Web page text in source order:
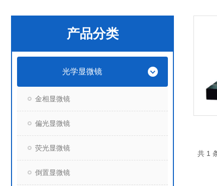
产品分类
光学显微镜
金相显微镜
偏光显微镜
荧光显微镜
倒置显微镜
共 1